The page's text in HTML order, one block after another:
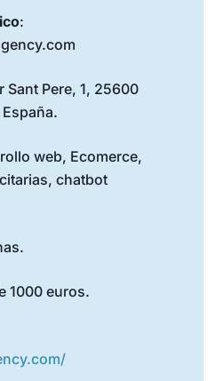
:
Sant Pere, 1, 25600
web, Ecomerce,
chatbot
1000 euros.